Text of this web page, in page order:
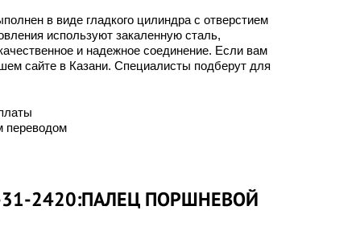
в виде гладкого цилиндра с отверстием
используют закаленную сталь,
и надежное соединение. Если вам
сайте в Казани. Специалисты подберут для
переводом
2420:ПАЛЕЦ ПОРШНЕВОЙ